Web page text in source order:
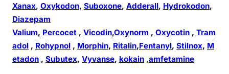
Xanax, Oxykodon, Suboxone, Adderall, Hydrokodon,
Diazepam
Valium, Percocet , Vicodin,Oxynorm , Oxycotin , Tram
adol , Rohypnol , Morphin, Ritalin,Fentanyl, Stilnox, M
etadon , Subutex, Vyvanse, kokain ,amfetamine